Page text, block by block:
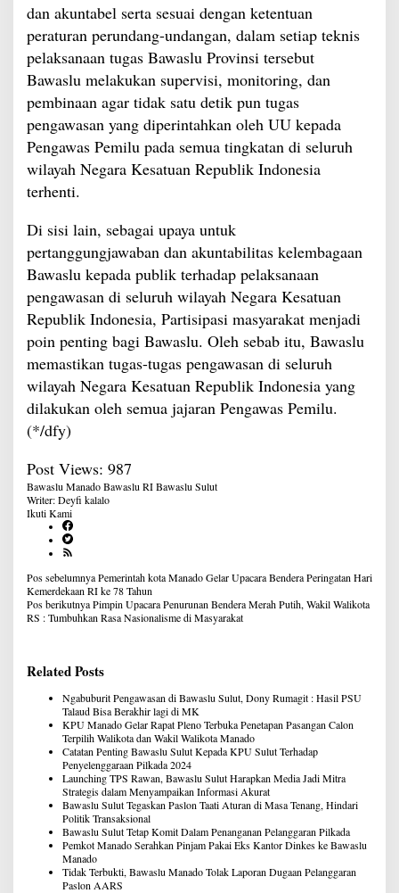
dan akuntabel serta sesuai dengan ketentuan
peraturan perundang-undangan, dalam setiap teknis
pelaksanaan tugas Bawaslu Provinsi tersebut
Bawaslu melakukan supervisi, monitoring, dan
pembinaan agar tidak satu detik pun tugas
pengawasan yang diperintahkan oleh UU kepada
Pengawas Pemilu pada semua tingkatan di seluruh
wilayah Negara Kesatuan Republik Indonesia
terhenti.
Di sisi lain, sebagai upaya untuk
pertanggungjawaban dan akuntabilitas kelembagaan
Bawaslu kepada publik terhadap pelaksanaan
pengawasan di seluruh wilayah Negara Kesatuan
Republik Indonesia, Partisipasi masyarakat menjadi
poin penting bagi Bawaslu. Oleh sebab itu, Bawaslu
memastikan tugas-tugas pengawasan di seluruh
wilayah Negara Kesatuan Republik Indonesia yang
dilakukan oleh semua jajaran Pengawas Pemilu.
(*/dfy)
Post Views: 987
Bawaslu ManadoBawaslu RIBawaslu Sulut
Writer: Deyfi kalalo
Ikuti Kami
Navigasi
pos
Pos sebelumnyaPemerintah kota Manado Gelar Upacara Bendera Peringatan Hari
Kemerdekaan RI ke 78 Tahun
Pos berikutnyaPimpin Upacara Penurunan Bendera Merah Putih, Wakil Walikota
RS : Tumbuhkan Rasa Nasionalisme di Masyarakat
Related Posts
Ngabuburit Pengawasan di Bawaslu Sulut, Dony Rumagit : Hasil PSU
Talaud Bisa Berakhir lagi di MK
KPU Manado Gelar Rapat Pleno Terbuka Penetapan Pasangan Calon
Terpilih Walikota dan Wakil Walikota Manado
Catatan Penting Bawaslu Sulut Kepada KPU Sulut Terhadap
Penyelenggaraan Pilkada 2024
Launching TPS Rawan, Bawaslu Sulut Harapkan Media Jadi Mitra
Strategis dalam Menyampaikan Informasi Akurat
Bawaslu Sulut Tegaskan Paslon Taati Aturan di Masa Tenang, Hindari
Politik Transaksional
Bawaslu Sulut Tetap Komit Dalam Penanganan Pelanggaran Pilkada
Pemkot Manado Serahkan Pinjam Pakai Eks Kantor Dinkes ke Bawaslu
Manado
Tidak Terbukti, Bawaslu Manado Tolak Laporan Dugaan Pelanggaran
Paslon AARS